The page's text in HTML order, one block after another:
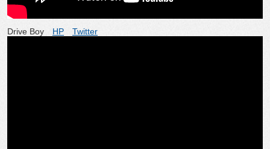
Drive Boy HP Twitter